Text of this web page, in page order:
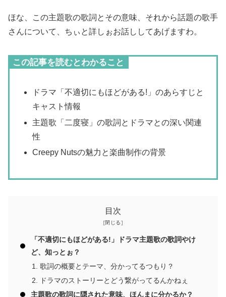
ほな、この主題歌の歌詞とその意味、それから話題の歌手
さんについて、ちぃと詳しぉお話ししてあげますわ。
この記事を読むとわかること
ドラマ「不適切にもほどがある!」のあらすじと
キャスト情報
主題歌「二度寝」の歌詞とドラマとの深い関連
性
Creepy Nutsの魅力と楽曲制作の背景
目次
「不適切にもほどがある!」ドラマ主題歌の歌詞やけ
ど、知っとぉ？
歌詞の概要とテーマ、分かってるつもり？
ドラマのストーリーとどう繋がってるんかねぇ
主題歌の歌詞に隠された意味、ほんまに分かるか？